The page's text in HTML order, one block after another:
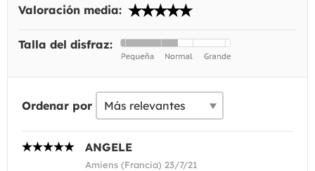
Valoración media:
Talla del disfraz:
Ordenar por
ANGELE
Amiens (Francia) 23/7/21